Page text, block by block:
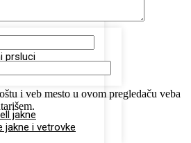
prsluci
jakne
jakne i vetrovke
i veb mesto u ovom pregledaču veba